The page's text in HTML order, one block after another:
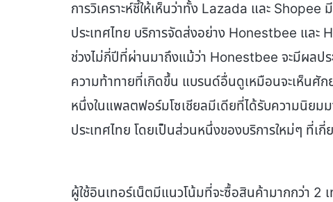
การวิเคราะห์ชี้ให้เห็นว่าทั้ง Lazada และ Shopee
ประเทศไทย บริการจัดส่งอย่าง Honestbee และ
ช่วงไม่กี่ปีที่ผ่านมาถึงแม้ว่า Honestbee จะมีผลป
ความท้าทายที่เกิดขึ้น แบรนด์อื่นดูเหมือนจะเห็นศั
หนึ่งในแพลตฟอร์มโซเชียลมีเดียที่ได้รับความนิยมม
ประเทศไทย โดยเป็นส่วนหนึ่งของบริการใหม่ๆ ที่เ
ผู้ใช้อินเทอร์เน็ตมีแนวโน้มที่จะซื้อสินค้ามากกว่า 2